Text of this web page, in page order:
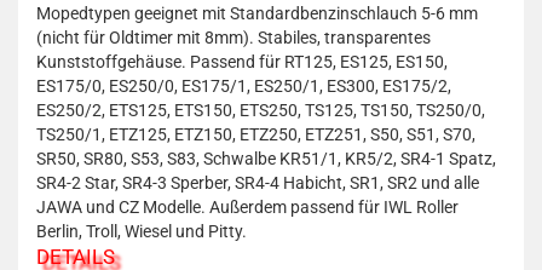
Mopedtypen geeignet mit Standardbenzinschlauch 5-6 mm
(nicht für Oldtimer mit 8mm). Stabiles, transparentes
Kunststoffgehäuse. Passend für RT125, ES125, ES150,
ES175/0, ES250/0, ES175/1, ES250/1, ES300, ES175/2,
ES250/2, ETS125, ETS150, ETS250, TS125, TS150, TS250/0,
TS250/1, ETZ125, ETZ150, ETZ250, ETZ251, S50, S51, S70,
SR50, SR80, S53, S83, Schwalbe KR51/1, KR5/2, SR4-1 Spatz,
SR4-2 Star, SR4-3 Sperber, SR4-4 Habicht, SR1, SR2 und alle
JAWA und CZ Modelle. Außerdem passend für IWL Roller
Berlin, Troll, Wiesel und Pitty.
DETAILS